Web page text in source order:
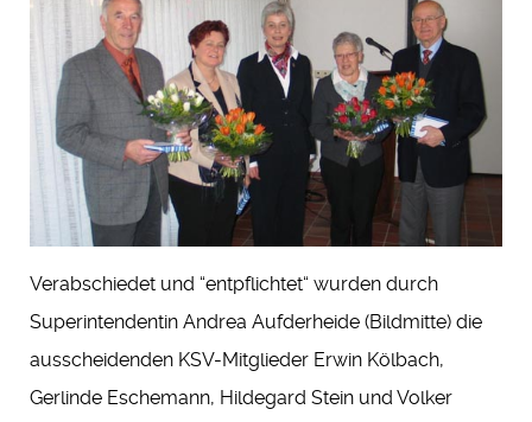
Verabschiedet und “entpflichtet“ wurden durch
Superintendentin Andrea Aufderheide (Bildmitte) die
ausscheidenden KSV-Mitglieder Erwin Kölbach,
Gerlinde Eschemann, Hildegard Stein und Volker